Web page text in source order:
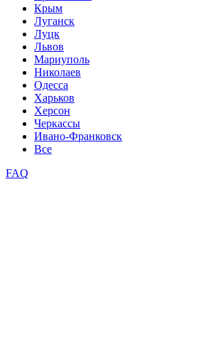
Крым
Луганск
Луцк
Львов
Мариуполь
Николаев
Одесса
Харьков
Херсон
Черкассы
Ивано-Франковск
Все
FAQ